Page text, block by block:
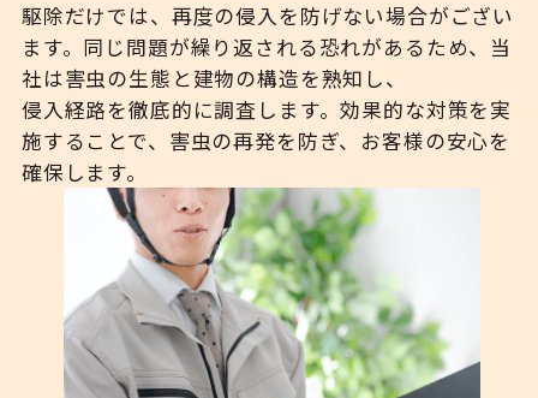
駆除だけでは、再度の侵入を防げない場合がござい
ます。同じ問題が繰り返される恐れがあるため、当
社は害虫の生態と建物の構造を熟知し、
侵入経路を徹底的に調査します。効果的な対策を実
施することで、害虫の再発を防ぎ、お客様の安心を
確保します。